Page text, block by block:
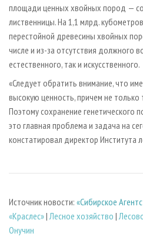
площади ценных хвойных пород —
лиственницы. На 1,1 млрд.
перестойной древесины хвойных
числе и из-за отсутствия должного
естественного, так и искусственного.
«Следует обратить внимание, что
высокую ценность, причем не только
Поэтому сохранение генетического
это главная проблема и задача на
констатировал директор Института
Источник новости: «Сибирское
«Краслес»|Лесное хозяйство |
Онучин